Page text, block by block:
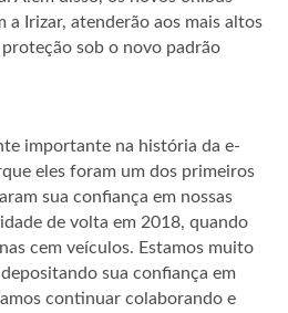
a Irizar, atenderão aos mais altos
sob o novo padrão
importante na história da e-
eles foram um dos primeiros
sua confiança em nossas
de volta em 2018, quando
cem veículos. Estamos muito
sua confiança em
continuar colaborando e